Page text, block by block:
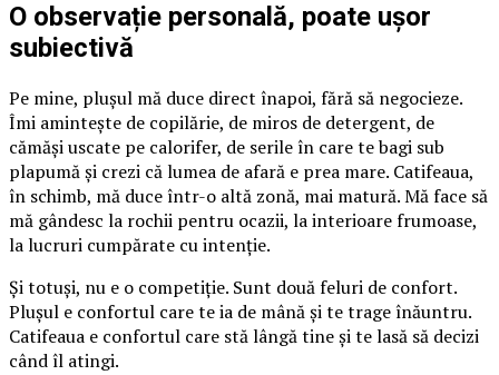
O observație personală, poate ușor
subiectivă
Pe mine, plușul mă duce direct înapoi, fără să negocieze.
Îmi amintește de copilărie, de miros de detergent, de
cămăși uscate pe calorifer, de serile în care te bagi sub
plapumă și crezi că lumea de afară e prea mare. Catifeaua,
în schimb, mă duce într-o altă zonă, mai matură. Mă face să
mă gândesc la rochii pentru ocazii, la interioare frumoase,
la lucruri cumpărate cu intenție.
Și totuși, nu e o competiție. Sunt două feluri de confort.
Plușul e confortul care te ia de mână și te trage înăuntru.
Catifeaua e confortul care stă lângă tine și te lasă să decizi
când îl atingi.